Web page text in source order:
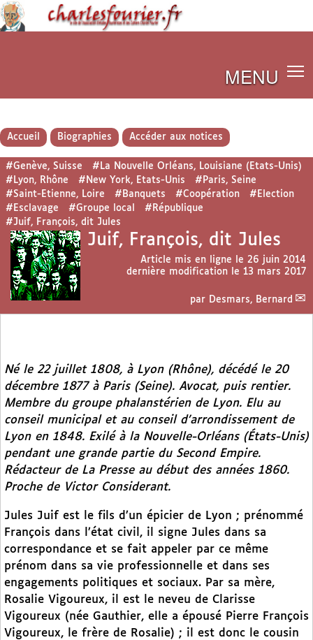
MENU
Accueil Biographies Accéder aux notices
#Genève, Suisse
#La Nouvelle Orléans, Louisiane (Etats-Unis)
#Lyon, Rhône
#New York, Etats-Unis
#Paris, Seine
#Saint-Etienne, Loire
#Banquets #Coopération
#Election
#Esclavage
#Groupe local
#République
#Juif, François, dit Jules
Juif, François, dit Jules
Article mis en ligne le 26 juin 2014
dernière modification le 13 mars 2017
par Desmars, Bernard
Né le 22 juillet 1808, à Lyon (Rhône), décédé le 20
décembre 1877 à Paris (Seine). Avocat, puis rentier.
Membre du groupe phalanstérien de Lyon. Elu au
conseil municipal et au conseil d’arrondissement de
Lyon en 1848. Exilé à la Nouvelle-Orléans (États-Unis)
pendant une grande partie du Second Empire.
Rédacteur de La Presse au début des années 1860.
Proche de Victor Considerant.
Jules Juif est le fils d’un épicier de Lyon ; prénommé
François dans l’état civil, il signe Jules dans sa
correspondance et se fait appeler par ce même
prénom dans sa vie professionnelle et dans ses
engagements politiques et sociaux. Par sa mère,
Rosalie Vigoureux, il est le neveu de Clarisse
Vigoureux (née Gauthier, elle a épousé Pierre François
Vigoureux, le frère de Rosalie) ; il est donc le cousin